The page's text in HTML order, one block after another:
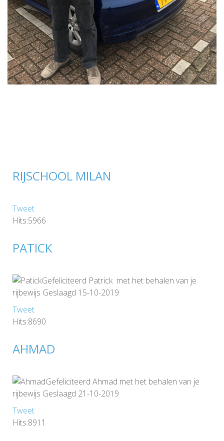
RIJSCHOOL MILAN
Tweet
Hits:5966
PATICK
Gefeliciteerd Patrick met het behalen van je
rijbewijs Geslaagd 15-10-2019
Tweet
Hits:8690
AHMAD
Gefeliciteerd Ahmad met het behalen van je
rijbewijs Geslaagd 21-10-2019
Tweet
Hits:8911